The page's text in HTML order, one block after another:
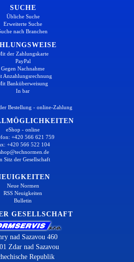
SUCHE
Übliche Suche
Erweiterte Suche
nach Branchen
der Zahlungskarte
PayPal
Gegen Nachnahme
Anzahlungsrechnung
Banküberweisung
In bar
Bestellung - online-Zahlung
eShop - online
+420 566 621 759
+420 566 522 104
Sitz der Gesellschaft
Neue Normen
RSS Neuigkeiten
Bulletin
GESELLSCHAFT
nad Sazavou 460
Zdar nad Sazavou
Republik